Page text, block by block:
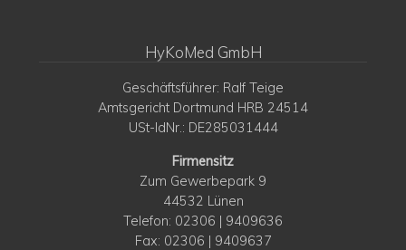
HyKoMed GmbH
Geschäftsführer: Ralf Teige
Amtsgericht Dortmund HRB 24514
USt-IdNr.: DE285031444
Firmensitz
Zum Gewerbepark 9
44532 Lünen
Telefon: 02306 | 9409636
Fax: 02306 | 9409637